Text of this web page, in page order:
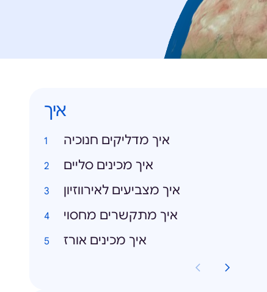
איך
איך מדליקים חנוכיה
איך מכינים סליים
איך מצביעים לאירווזיון
איך מתקשרים מחסוי
איך מכינים אורז